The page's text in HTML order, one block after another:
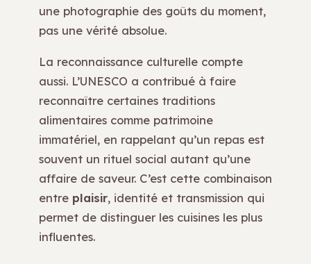
une photographie des goûts du moment,
pas une vérité absolue.
La reconnaissance culturelle compte
aussi. L’UNESCO a contribué à faire
reconnaître certaines traditions
alimentaires comme patrimoine
immatériel, en rappelant qu’un repas est
souvent un rituel social autant qu’une
affaire de saveur. C’est cette combinaison
entre plaisir, identité et transmission qui
permet de distinguer les cuisines les plus
influentes.